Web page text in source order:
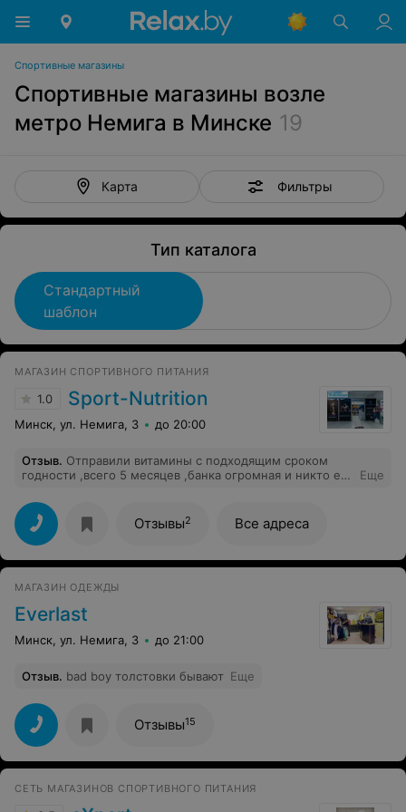
Спортивные магазины
Спортивные магазины возле
метро Немига в Минске 19
Карта Фильтры
Тип каталога
Стандартный
шаблон
МАГАЗИН СПОРТИВНОГО ПИТАНИЯ
1.0 Sport-Nutrition
Минск, ул. Немига, 3 до 20:00
Отзыв. Отправили витамины с подходящим сроком
годности ,всего 5 месяцев ,банка огромная и никто ее
Еще
Отзывы2 Все адреса
МАГАЗИН ОДЕЖДЫ
Everlast
Минск, ул. Немига, 3 до 21:00
Отзыв. bad boy толстовки бывают Еще
Отзывы15
СЕТЬ МАГАЗИНОВ СПОРТИВНОГО ПИТАНИЯ